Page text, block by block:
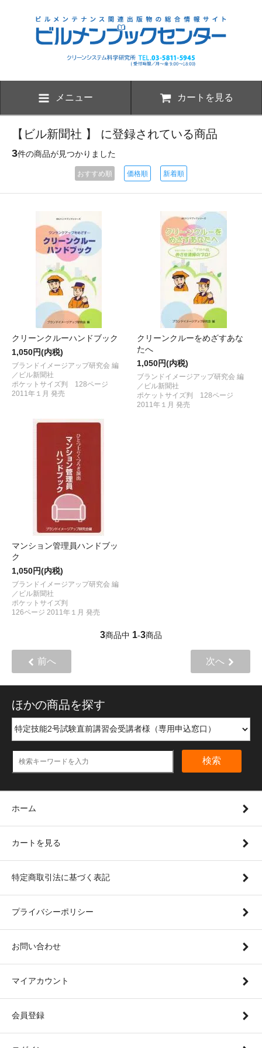
メニュー カートを見る
【ビル新聞社 】 に登録されている商品
3件の商品が見つかりました
おすすめ順 価格順 新着順
クリーンクルーハンドブック
1,050円(内税)
ブランドイメージアップ研究会 編
／ビル新聞社
ポケットサイズ判 128ページ
2011年１月 発売
クリーンクルーをめざすあな
たへ
1,050円(内税)
ブランドイメージアップ研究会 編
／ビル新聞社
ポケットサイズ判 128ページ
2011年１月 発売
マンション管理員ハンドブッ
ク
1,050円(内税)
ブランドイメージアップ研究会 編
／ビル新聞社
ポケットサイズ判
126ページ 2011年１月 発売
3商品中 1-3商品
前へ 次へ
ほかの商品を探す
検索
ホーム
カートを見る
特定商取引法に基づく表記
プライバシーポリシー
お問い合わせ
マイアカウント
会員登録